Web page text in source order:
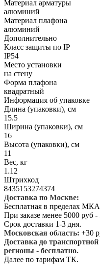
Материал арматуры
алюминий
Материал плафона
алюминий
Дополнительно
Класс защиты по IP
IP54
Место установки
на стену
Форма плафона
квадратный
Информация об упаковке
Длина (упаковки), см
15.5
Ширина (упаковки), см
16
Высота (упаковки), см
11
Вес, кг
1.12
Штрихкод
8435153274374
Доставка по Москве:
Бесплатная в пределах
При заказе менее 5000
Срок доставки 1-3 дня.
Московская область: +30
Доставка до
регионы - бесплатно.
Далее по тарифам ТК.